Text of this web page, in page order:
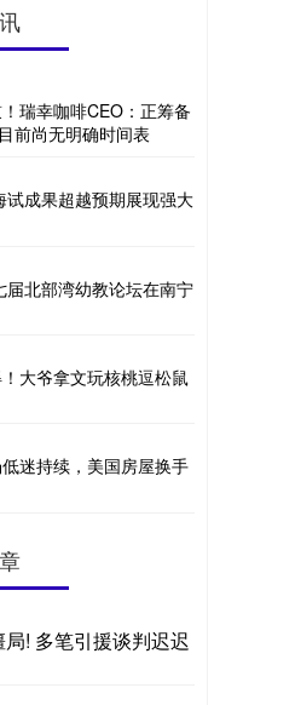
瑞幸咖啡CEO：正筹备
前尚无明确时间表
成果超越预期展现强大
北部湾幼教论坛在南宁
大爷拿文玩核桃逗松鼠
迷持续，美国房屋换手
! 多笔引援谈判迟迟